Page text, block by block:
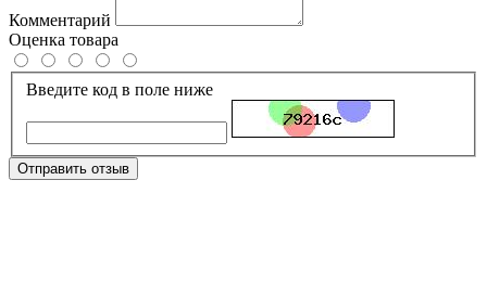
Комментарий
Оценка товара
Введите код в поле ниже
Отправить отзыв